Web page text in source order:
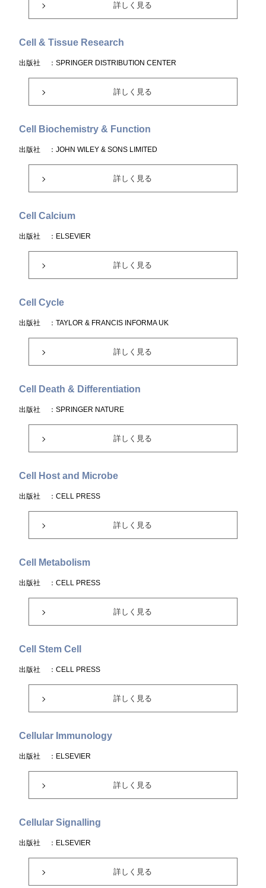
詳しく見る
Cell & Tissue Research
出版社 ：SPRINGER DISTRIBUTION CENTER
詳しく見る
Cell Biochemistry & Function
出版社 ：JOHN WILEY & SONS LIMITED
詳しく見る
Cell Calcium
出版社 ：ELSEVIER
詳しく見る
Cell Cycle
出版社 ：TAYLOR & FRANCIS INFORMA UK
詳しく見る
Cell Death & Differentiation
出版社 ：SPRINGER NATURE
詳しく見る
Cell Host and Microbe
出版社 ：CELL PRESS
詳しく見る
Cell Metabolism
出版社 ：CELL PRESS
詳しく見る
Cell Stem Cell
出版社 ：CELL PRESS
詳しく見る
Cellular Immunology
出版社 ：ELSEVIER
詳しく見る
Cellular Signalling
出版社 ：ELSEVIER
詳しく見る